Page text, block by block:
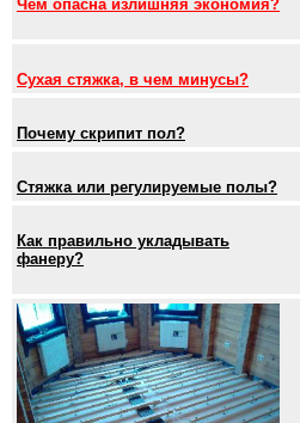
Чем опасна излишняя экономия?
Сухая стяжка, в чем минусы?
Почему скрипит пол?
Стяжка или регулируемые полы?
Как правильно укладывать
фанеру?